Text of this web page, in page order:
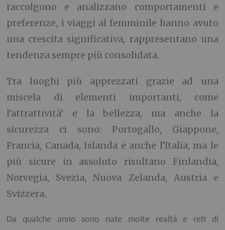
raccolgono e analizzano comportamenti e
preferenze, i viaggi al femminile hanno avuto
una crescita significativa, rappresentano una
tendenza sempre più consolidata.
Tra luoghi più apprezzati grazie ad una
miscela di elementi importanti, come
l’attrattività’ e la bellezza, ma anche la
sicurezza ci sono: Portogallo, Giappone,
Francia, Canada, Islanda e anche l’Italia, ma le
più sicure in assoluto risultano Finlandia,
Norvegia, Svezia, Nuova Zelanda, Austria e
Svizzera.
Da qualche anno sono nate molte realtà e reti di